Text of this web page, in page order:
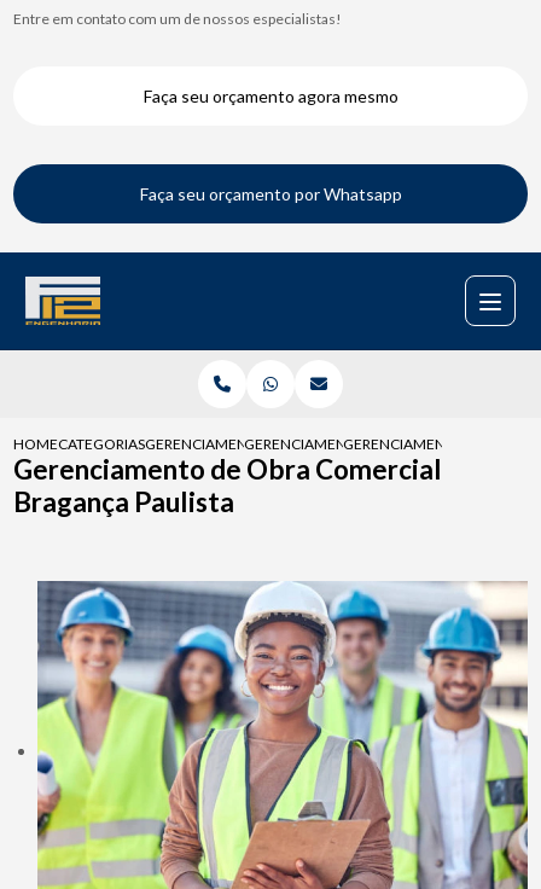
Entre em contato com um de nossos especialistas!
Faça seu orçamento agora mesmo
Faça seu orçamento por Whatsapp
HOMECATEGORIASGERENCIAMENTOS DE OBRASGERENCIAMENTO DE OBRA RESIDENCIAL
GERENCIAMENTO DE OBRA
Gerenciamento de Obra Comercial
Bragança Paulista